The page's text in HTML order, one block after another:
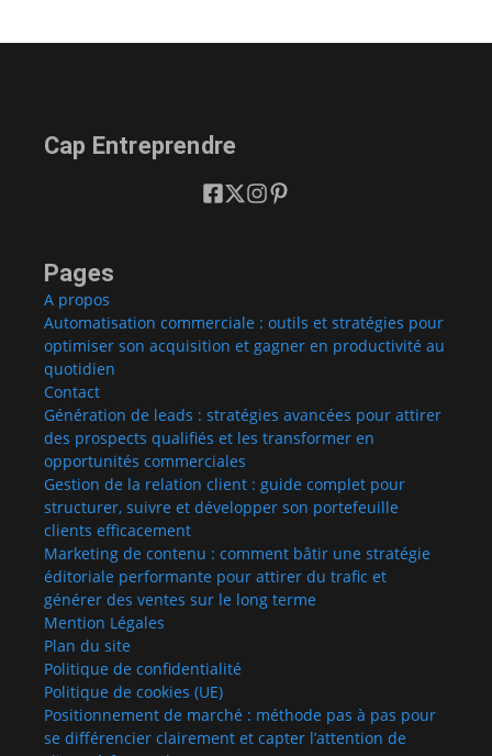
Cap Entreprendre
Pages
A propos
Automatisation commerciale : outils et stratégies pour
optimiser son acquisition et gagner en productivité au
quotidien
Contact
Génération de leads : stratégies avancées pour attirer
des prospects qualifiés et les transformer en
opportunités commerciales
Gestion de la relation client : guide complet pour
structurer, suivre et développer son portefeuille
clients efficacement
Marketing de contenu : comment bâtir une stratégie
éditoriale performante pour attirer du trafic et
générer des ventes sur le long terme
Mention Légales
Plan du site
Politique de confidentialité
Politique de cookies (UE)
Positionnement de marché : méthode pas à pas pour
se différencier clairement et capter l’attention de